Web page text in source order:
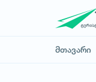
მთავარი